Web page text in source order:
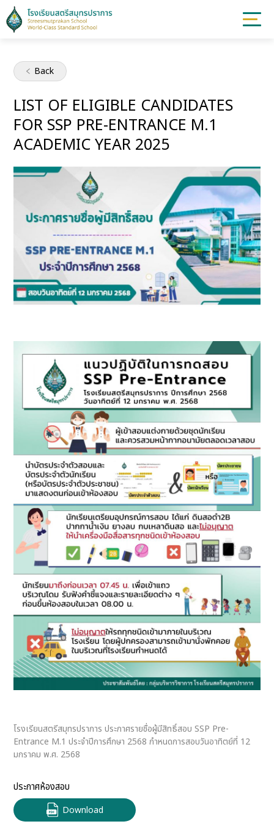
Back
LIST OF ELIGIBLE CANDIDATES
FOR SSP PRE-ENTRANCE M.1
ACADEMIC YEAR 2025
โรงเรียนสตรีสมุทรปราการ ประกาศรายชื่อผู้มีสิทธิ์สอบ SSP Pre-
Entrance M.1 ประจำปีการศึกษา 2568 กำหนดการสอบวันอาทิตย์ที่ 12
มกราคม พ.ศ. 2568
ประกาศห้องสอบ
Download